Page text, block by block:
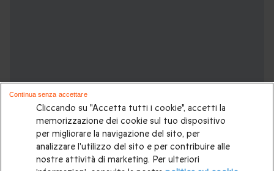
Potrebbero piacerti anche:
Cliccando su "Accetta tutti i cookie", accetti la
memorizzazione dei cookie sul tuo dispositivo
per migliorare la navigazione del sito, per
analizzare l'utilizzo del sito e per contribuire alle
nostre attività di marketing. Per ulteriori
Continua senza accettare